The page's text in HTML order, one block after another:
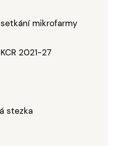
mikrofarmy
2021-27
stezka